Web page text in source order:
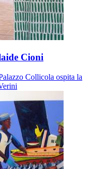
Cioni
Collicola ospita la